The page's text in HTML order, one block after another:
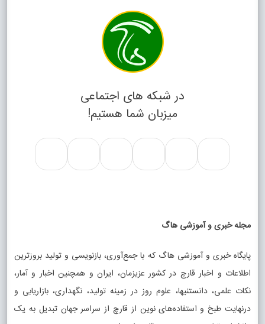
در شبکه های اجتماعی
میزبان شما هستیم!
مجله خبری و آموزشی هاگ
پایگاه خبری و آموزشی هاگ که با جمع‌آوری، بازنویسی و تولید بروزترین
اطلاعات و اخبار قارچ در کشور عزیزمان، ایران و همچنین اخبار و آمار،
نکات علمی، دانستنیها، علوم روز در زمینه تولید، نگهداری، بازاریابی و
درنهایت طبخ و استفاده‌های نوین از قارچ از سراسر جهان تبدیل به یک